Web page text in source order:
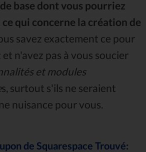
base dont vous pourriez
qui concerne la création de
savez exactement ce pour
n'avez pas à vous soucier
et modules
s, surtout s'ils ne seraient
nuisance pour vous.
de Squarespace Trouvé: